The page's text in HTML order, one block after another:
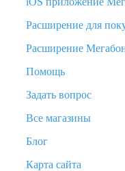
Расширение для
Расширение
Помощь
Задать вопрос
Все магазины
Блог
Карта сайта